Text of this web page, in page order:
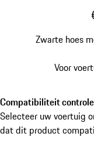
Zwarte hoes
Voor
Compatibiliteit
Selecteer uw voertuig
dat dit product